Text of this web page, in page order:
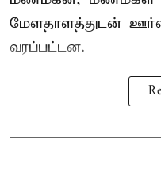
மேளதாளத்துடன்
வரப்பட்டன.